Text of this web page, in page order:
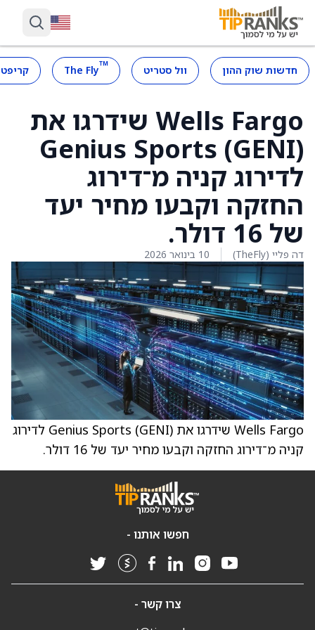
חדשות שוק ההון וול סטריט ™
The Fly
Wells Fargo שידרגו את
Genius Sports (GENI)
לדירוג קניה מ־דירוג
החזקה וקבעו מחיר יעד
של 16 דולר.
דה פליי (TheFly) 10 בינואר 2026
Wells Fargo שידרגו את Genius Sports (GENI) לדירוג
קניה מ־דירוג החזקה וקבעו מחיר יעד של 16 דולר.
חפשו אותנו -
צרו קשר -